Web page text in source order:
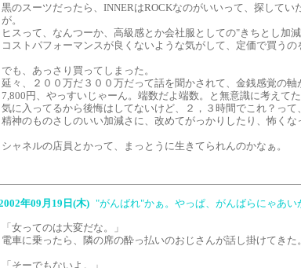
黒のスーツだったら、INNERはROCKなのがいいって、探して
が。
ヒスって、なんつーか、高級感とか会社服としての"きちとし加減
コストパフォーマンスが良くないような気がして、定価で買うの
でも、あっさり買ってしまった。
延々、２００万だ３００万だって話を聞かされて、金銭感覚の軸
7,800円、やっすいじゃーん。端数だよ端数。と無意識に考えてた
気に入ってるから後悔はしてないけど、２，３時間でこれ？って、
精神のものさしのいい加減さに、改めてがっかりしたり、怖くな
シャネルの店員とかって、まっとうに生きてられんのかなぁ。
年09月19日(木) "がんばれ"かぁ。やっぱ、がんばらにゃあい
「女ってのは大変だな。」
電車に乗ったら、隣の席の酔っ払いのおじさんが話し掛けてきた
「そーでもないよ。」